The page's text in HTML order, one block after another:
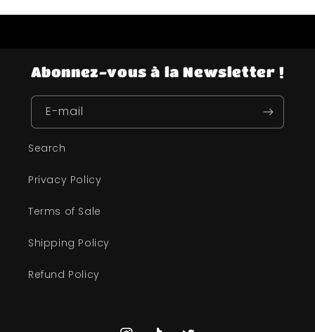
Abonnez-vous à la Newsletter !
E-mail
Search
Privacy Policy
Terms of Sale
Shipping Policy
Refund Policy